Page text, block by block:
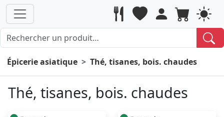
Épicerie asiatique Thé, tisanes, bois. chaudes
Thé, tisanes, bois. chaudes